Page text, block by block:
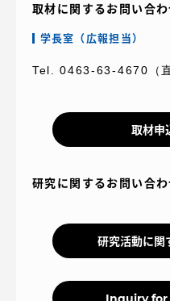
取材に関するお問い合わ
学長室（広報担当）
Tel. 0463-63-4670（直
取材申
研究に関するお問い合わ
研究活動に関